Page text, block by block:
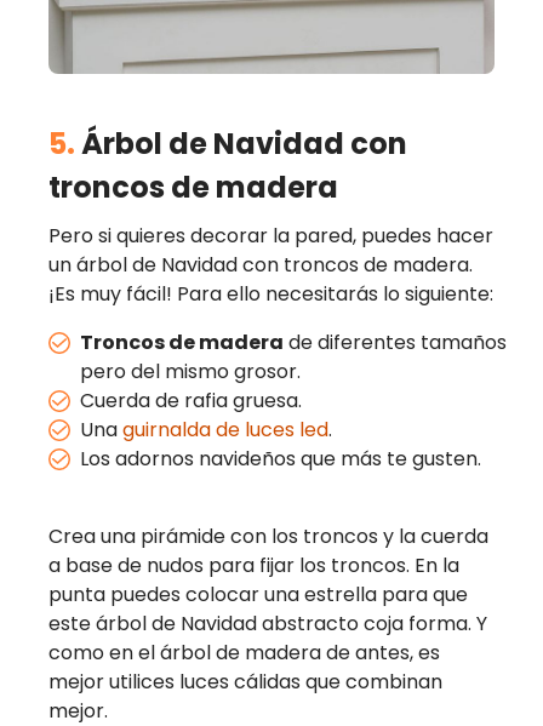
5.Árbol de Navidad con
troncos de madera
Pero si quieres decorar la pared, puedes hacer
un árbol de Navidad con troncos de madera.
¡Es muy fácil! Para ello necesitarás lo siguiente:
Troncos de madera de diferentes tamaños
pero del mismo grosor.
Cuerda de rafia gruesa.
Unaguirnalda de luces led.
Los adornos navideños que más te gusten.
Crea una pirámide con los troncos y la cuerda
a base de nudos para fijar los troncos. En la
punta puedes colocar una estrella para que
este árbol de Navidad abstracto coja forma. Y
como en el árbol de madera de antes, es
mejor utilices luces cálidas que combinan
mejor.